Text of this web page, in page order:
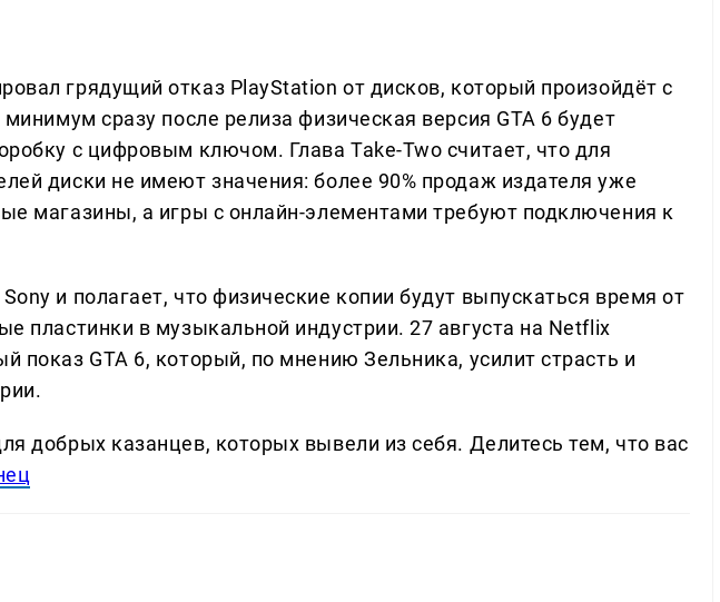
грядущий отказ PlayStation от дисков, который произойдёт с
сразу после релиза физическая версия GTA 6 будет
с цифровым ключом. Глава Take-Two считает, что для
диски не имеют значения: более 90% продаж издателя уже
магазины, а игры с онлайн-элементами требуют подключения к
и полагает, что физические копии будут выпускаться время от
пластинки в музыкальной индустрии. 27 августа на Netflix
показ GTA 6, который, по мнению Зельника, усилит страсть и
добрых казанцев, которых вывели из себя. Делитеcь тем, что вас